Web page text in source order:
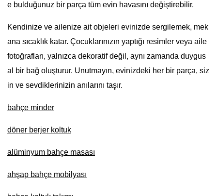
e bulduğunuz bir parça tüm evin havasını değiştirebilir.
Kendinize ve ailenize ait objeleri evinizde sergilemek, mek
ana sıcaklık katar. Çocuklarınızın yaptığı resimler veya aile
fotoğrafları, yalnızca dekoratif değil, aynı zamanda duygus
al bir bağ oluşturur. Unutmayın, evinizdeki her bir parça, siz
in ve sevdiklerinizin anılarını taşır.
bahçe minder
döner berjer koltuk
alüminyum bahçe masası
ahşap bahçe mobilyası